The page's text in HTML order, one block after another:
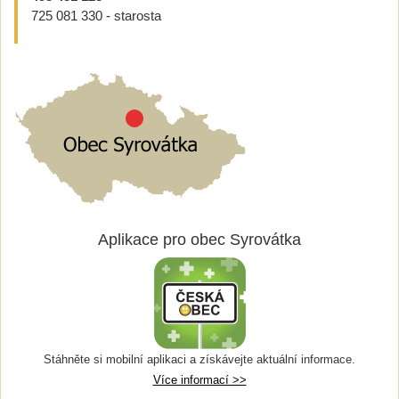
725 081 330 - starosta
Aplikace pro obec Syrovátka
Stáhněte si mobilní aplikaci a získávejte aktuální informace.
Více informací >>